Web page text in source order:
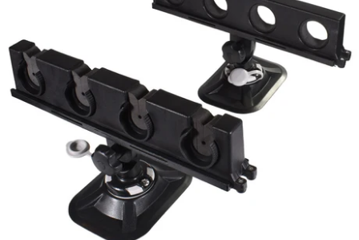
製品について